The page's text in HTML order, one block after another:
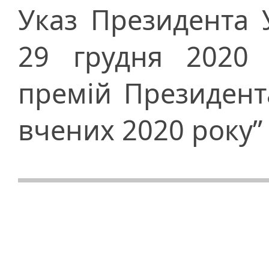
Указ Президента
29 грудня 2020
премій
вчених 2020 року”